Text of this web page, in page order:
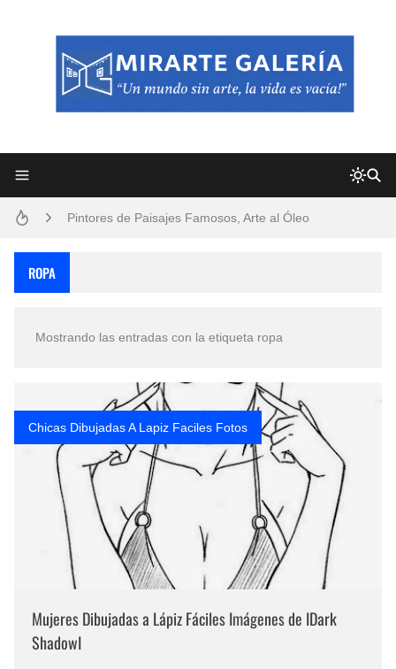
Pintores de Paisajes Famosos, Arte al Óleo
San Valentín Dibujos a Lápiz del 14 de Febrero
Que significan los cuadros de negras africanas?
El mundo del arte en pintura surrealista
ROPA
Mostrando las entradas con la etiqueta ropa
Chicas Dibujadas A Lapiz Faciles Fotos
Mujeres Dibujadas a Lápiz Fáciles Imágenes de IDark
ShadowI